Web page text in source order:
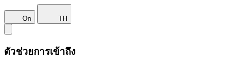
On TH
ตัวช่วยการเข้าถึง